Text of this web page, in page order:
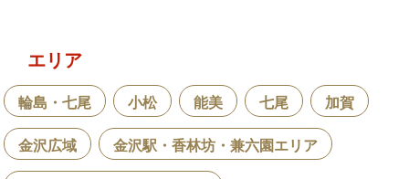
エリア
輪島・七尾 小松 能美 七尾 加賀
金沢広域 金沢駅・香林坊・兼六園エリア